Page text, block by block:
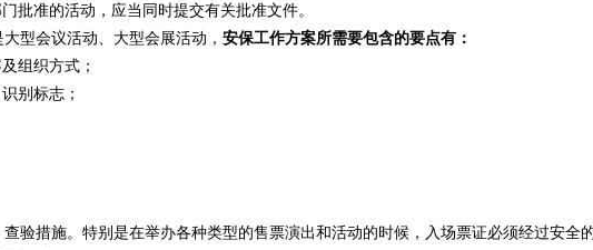
批准的活动，应当同时提交有关批准文件。
型会议活动、大型会展活动， 安保工作方案所需要包含的要点有：
组织方式；
别标志；
验措施。特别是在举办各种类型的售票演出和活动的时候，入场票证必须经过安全